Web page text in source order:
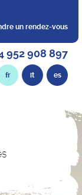
un rendez-vous
952 908 897
fr it es